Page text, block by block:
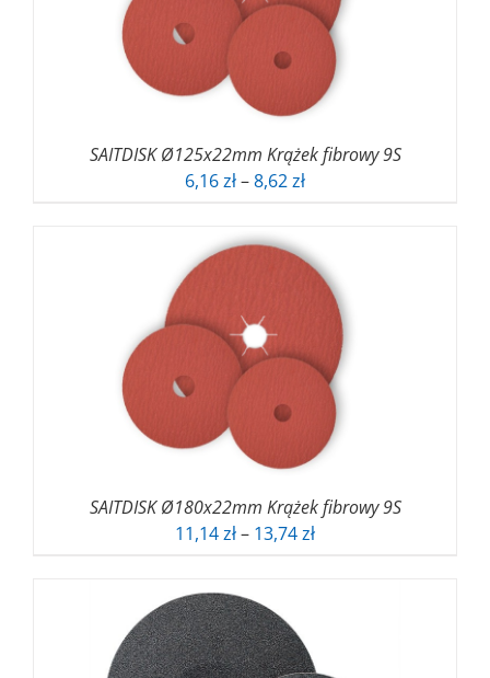
SAITDISK Ø125x22mm Krążek fibrowy 9S
6,16zł–8,62złZakres
6,16 zł
do
8,62 zł
SAITDISK Ø180x22mm Krążek fibrowy 9S
11,14zł– 13,74złZakres
13,74 zł